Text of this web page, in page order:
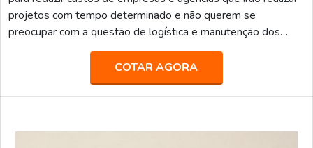
projetos com tempo determinado e não querem se
preocupar com a questão de logística e manutenção dos
caminhões e carretas. Além disso, as unidades móveis
despertam curiosidade das pessoas por onde passam,
servindo como um outdoor ambulante da marca, e promovem
experiências diferenciadas para os consumidores.Para
portfólio b
COTAR AGORA